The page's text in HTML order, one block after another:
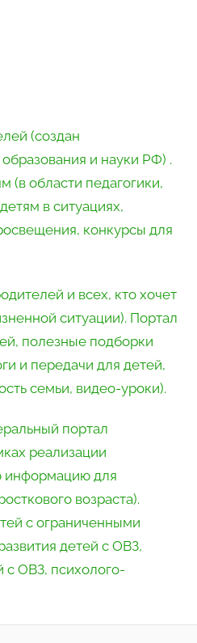
(создан
и науки РФ) .
(в области педагогики,
в ситуациях,
конкурсы для
и всех, кто хочет
ситуации). Портал
полезные подборки
и передачи для детей,
семьи, видео-уроки).
портал
реализации
информацию для
возраста).
с ограниченными
детей с ОВЗ,
с ОВЗ, психолого-